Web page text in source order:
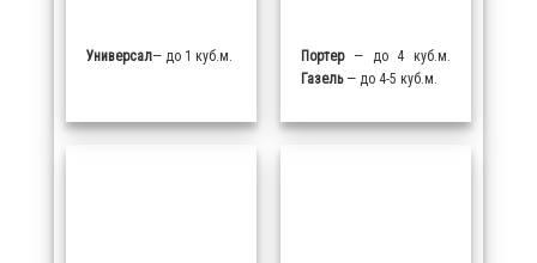
Универсал— до 1 куб.м. Портер — до 4 куб.м.
Газель— до 4-5 куб.м.